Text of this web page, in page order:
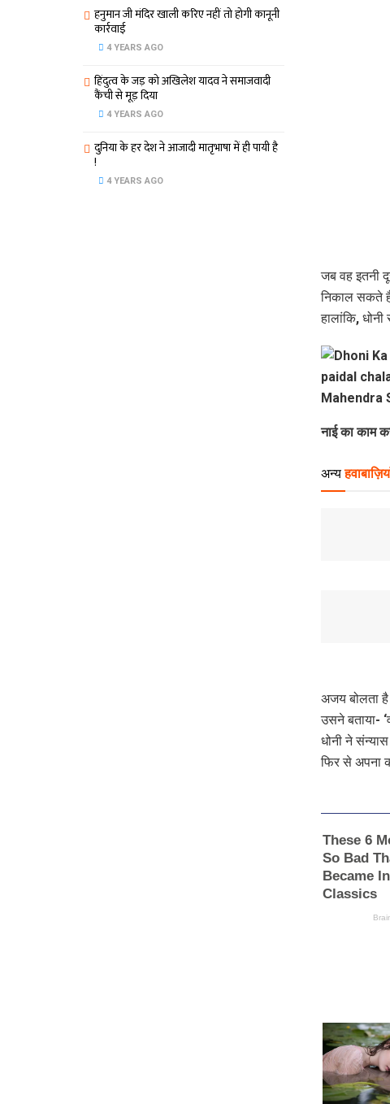
जब वह इतनी
निकाल सकते
हालांकि,
नाई का काम
अन्य
अजय बोलता
उसने बताया-
धोनी ने
फिर से अपना
हनुमान जी मंदिर खाली करिए नहीं तो होगी कानूनी
कार्रवाई
4 YEARS AGO
हिंदुत्व के जड़ को अखिलेश यादव ने समाजवादी
कैंची से मूड़ दिया
4 YEARS AGO
दुनिया के हर देश ने आजादी मातृभाषा में ही पायी है
!
4 YEARS AGO